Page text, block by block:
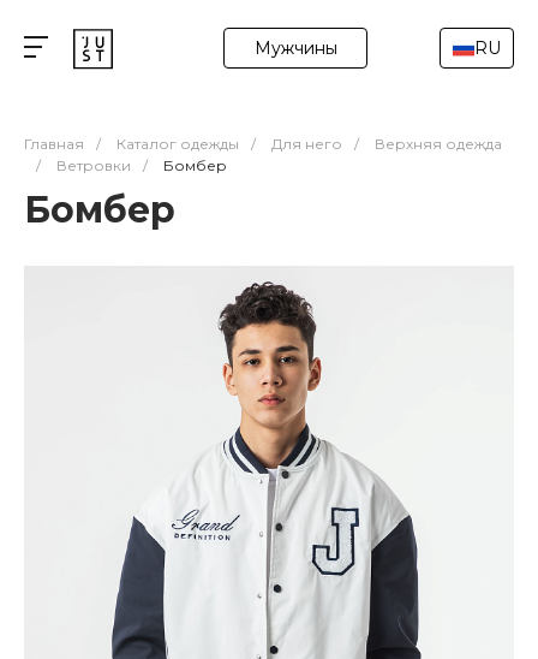
Мужчины RU
Главная / Каталог одежды / Для него /
Верхняя одежда
/
Ветровки / Бомбер
Бомбер